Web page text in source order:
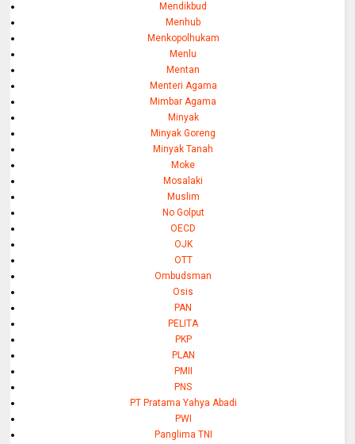
Mendikbud
Menhub
Menkopolhukam
Menlu
Mentan
Menteri Agama
Mimbar Agama
Minyak
Minyak Goreng
Minyak Tanah
Moke
Mosalaki
Muslim
No Golput
OECD
OJK
OTT
Ombudsman
Osis
PAN
PELITA
PKP
PLAN
PMII
PNS
PT Pratama Yahya Abadi
PWI
Panglima TNI